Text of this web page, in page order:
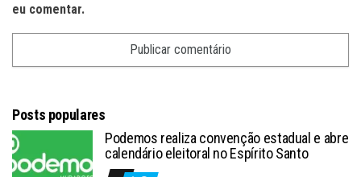
eu comentar.
Posts populares
Podemos realiza convenção estadual e abre
calendário eleitoral no Espírito Santo